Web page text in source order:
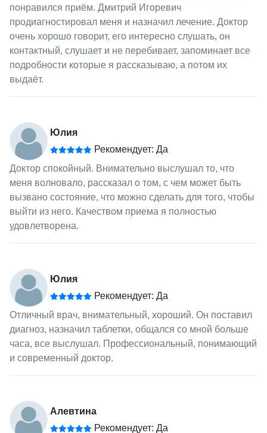
понравился приём. Дмитрий Игоревич
продиагностировал меня и назначил лечение. Доктор
очень хорошо говорит, его интересно слушать, он
контактный, слушает и не перебивает, запоминает все
подробности которые я рассказываю, а потом их
выдаёт.
Юлия
Рекомендует: Да
Доктор спокойный. Внимательно выслушал то, что
меня волновало, рассказал о том, с чем может быть
вызвано состояние, что можно сделать для того, чтобы
выйти из него. Качеством приема я полностью
удовлетворена.
Юлия
Рекомендует: Да
Отличный врач, внимательный, хороший. Он поставил
диагноз, назначил таблетки, общался со мной больше
часа, все выслушал. Профессиональный, понимающий
и современный доктор.
Алевтина
Рекомендует: Да